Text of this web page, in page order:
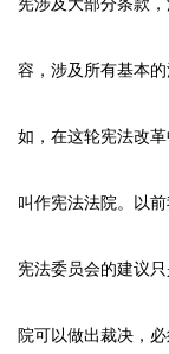
宪涉及大部分条款
容，涉及所有基本
如，在这轮宪法改
叫作宪法法院。以
宪法委员会的建议
院可以做出裁决，必